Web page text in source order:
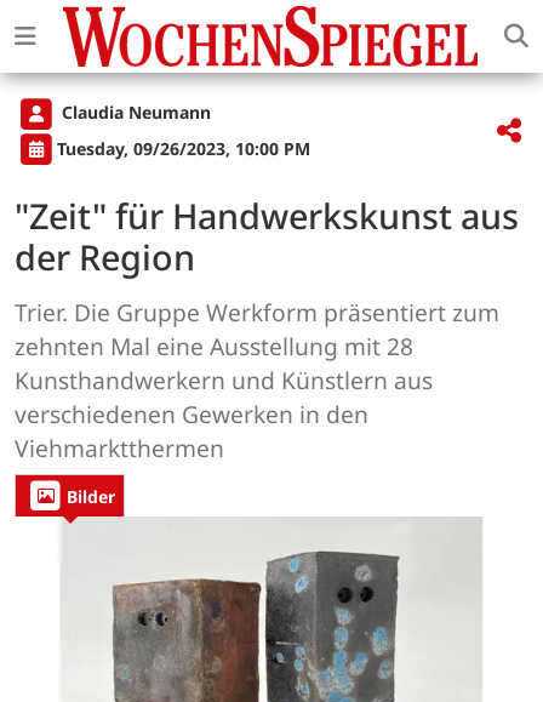
Claudia Neumann
Tuesday, 09/26/2023, 10:00 PM
"Zeit" für Handwerkskunst aus
der Region
Trier. Die Gruppe Werkform präsentiert zum
zehnten Mal eine Ausstellung mit 28
Kunsthandwerkern und Künstlern aus
verschiedenen Gewerken in den
Viehmarktthermen
Bilder